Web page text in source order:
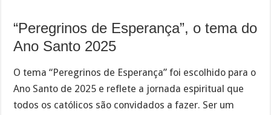
“Peregrinos de Esperança”, o tema do
Ano Santo 2025
O tema “Peregrinos de Esperança” foi escolhido para o
Ano Santo de 2025 e reflete a jornada espiritual que
todos os católicos são convidados a fazer. Ser um